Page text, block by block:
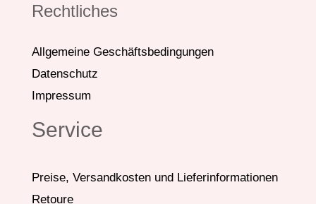
Rechtliches
Allgemeine Geschäftsbedingungen
Datenschutz
Impressum
Service
Preise, Versandkosten und Lieferinformationen
Retoure